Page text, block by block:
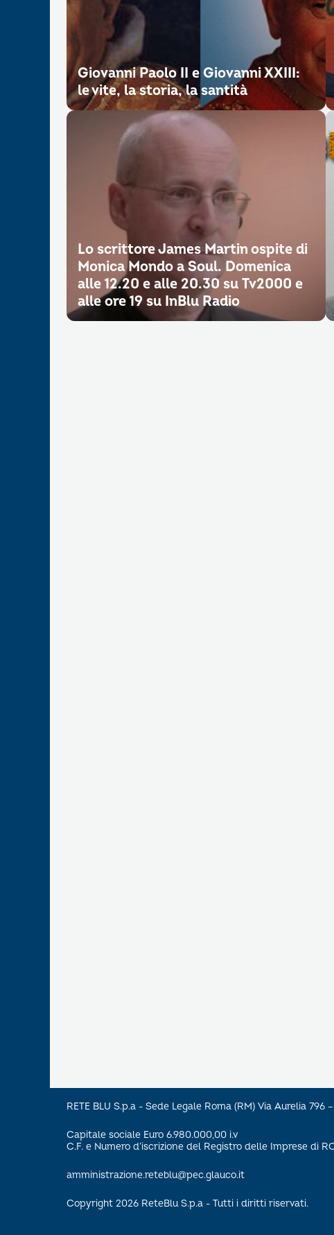
Giovanni Paolo II e Giovanni XXIII:
le vite, la storia, la santità
Lo scrittore James Martin ospite di
Monica Mondo a Soul. Domenica
alle 12.20 e alle 20.30 su Tv2000 e
alle ore 19 su InBlu Radio
RETE BLU S.p.a - Sede Legale Roma (RM) Via Aurelia 796
Capitale sociale Euro 6.980.000,00 i.v
C.F. e Numero d’iscrizione del Registro delle Imprese di
amministrazione.reteblu@pec.glauco.it
Copyright 2026 ReteBlu S.p.a - Tutti i diritti riservati.